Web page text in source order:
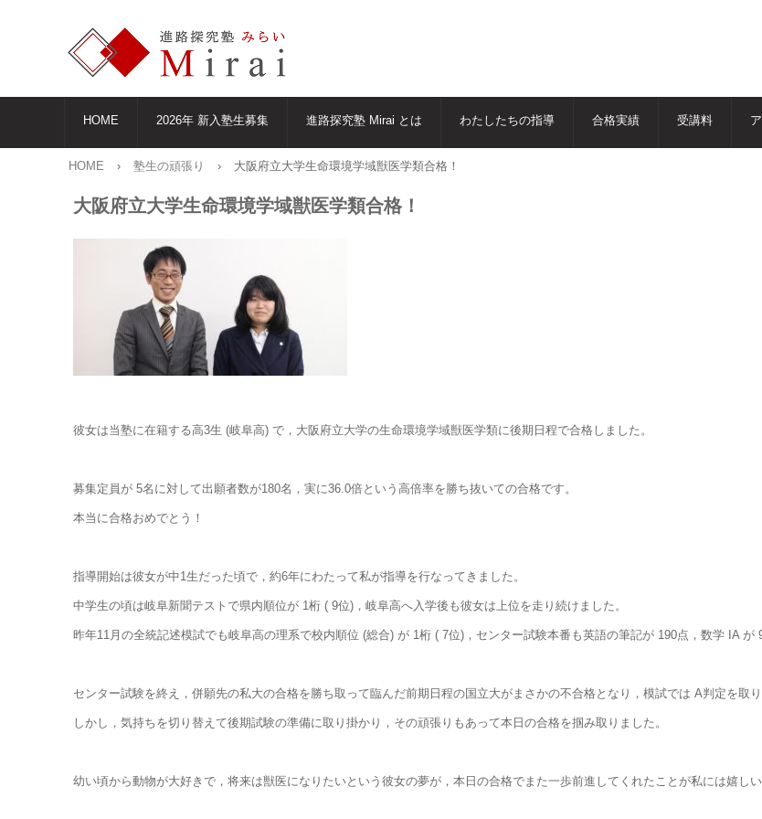
HOME 2026年 新入塾生募集 進路探究塾 Mirai とは わたしたちの指導 合格実績 受講料
HOME › 塾生の頑張り › 大阪府立大学生命環境学域獣医学類合格！
大阪府立大学生命環境学域獣医学類合格！
彼女は当塾に在籍する高3生 (岐阜高) で，大阪府立大学の生命環境学域獣医学類に後期日程で合格しました。
募集定員が 5名に対して出願者数が180名，実に36.0倍という高倍率を勝ち抜いての合格です。
本当に合格おめでとう！
指導開始は彼女が中1生だった頃で，約6年にわたって私が指導を行なってきました。
中学生の頃は岐阜新聞テストで県内順位が 1桁 ( 9位)，岐阜高へ入学後も彼女は上位を走り続けました。
昨年11月の全統記述模試でも岐阜高の理系で校内順位 (総合) が 1桁 ( 7位)，センター試験本番も英語の筆記が 190点，数学 IA が
センター試験を終え，併願先の私大の合格を勝ち取って臨んだ前期日程の国立大がまさかの不合格となり，模試では A判定を取
しかし，気持ちを切り替えて後期試験の準備に取り掛かり，その頑張りもあって本日の合格を掴み取りました。
幼い頃から動物が大好きで，将来は獣医になりたいという彼女の夢が，本日の合格でまた一歩前進してくれたことが私には嬉しい